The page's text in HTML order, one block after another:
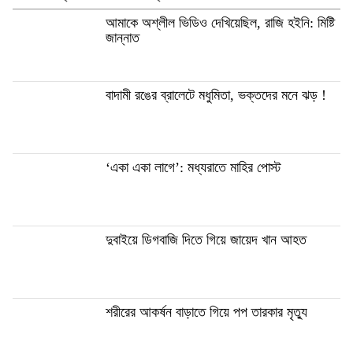
আমাকে অশ্লীল ভিডিও দেখিয়েছিল, রাজি হইনি: মিষ্টি
জান্নাত
বাদামী রঙের ব্রালেটে মধুমিতা, ভক্তদের মনে ঝড় !
‘একা একা লাগে’: মধ্যরাতে মাহির পোস্ট
দুবাইয়ে ডিগবাজি দিতে গিয়ে জায়েদ খান আহত
শরীরের আকর্ষন বাড়াতে গিয়ে পপ তারকার মৃত্যু